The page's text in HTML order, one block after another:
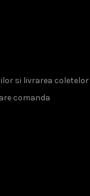
si livrarea coletelor
comanda